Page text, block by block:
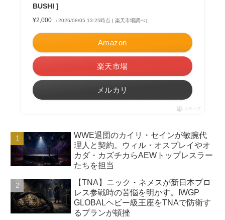
BUSHI ]
¥2,000 （2026/08/05 13:25時点 | 楽天市場調べ）
Amazon
楽天市場
メルカリ
ポチップ
WWE退団のカイリ・セインが敏腕代
理人と契約。ウィル・オスプレイやオ
カダ・カズチカらAEWトップレスラー
たちを担当
【TNA】ニック・ネメスが新日本プロ
レス参戦時の苦悩を明かす。IWGP
GLOBALヘビー級王座をTNAで防衛す
るプランが頓挫